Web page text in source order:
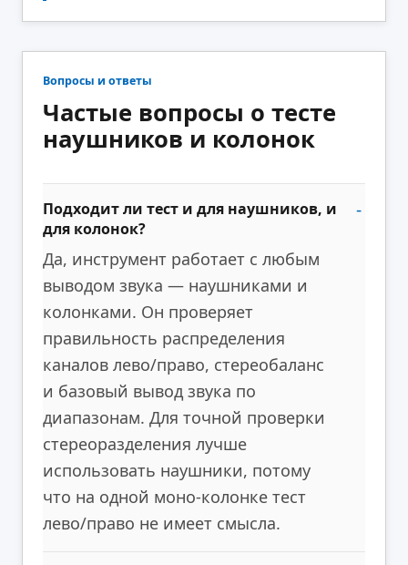
Вопросы и ответы
Частые вопросы о тесте
наушников и колонок
Подходит ли тест и для наушников, и
для колонок?
Да, инструмент работает с любым
выводом звука — наушниками и
колонками. Он проверяет
правильность распределения
каналов лево/право, стереобаланс
и базовый вывод звука по
диапазонам. Для точной проверки
стереоразделения лучше
использовать наушники, потому
что на одной моно-колонке тест
лево/право не имеет смысла.